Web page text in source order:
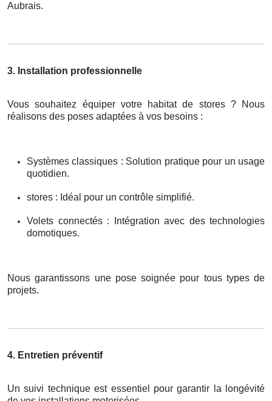
Aubrais.
3. Installation professionnelle
Vous souhaitez équiper votre habitat de stores ? Nous
réalisons des poses adaptées à vos besoins :
Systèmes classiques : Solution pratique pour un usage
quotidien.
stores : Idéal pour un contrôle simplifié.
Volets connectés : Intégration avec des technologies
domotiques.
Nous garantissons une pose soignée pour tous types de
projets.
4. Entretien préventif
Un suivi technique est essentiel pour garantir la longévité